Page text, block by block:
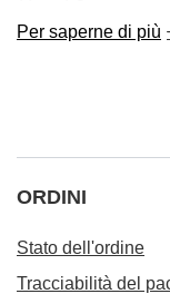
Per saperne di più
ORDINI
Stato dell'ordine
Tracciabilità del